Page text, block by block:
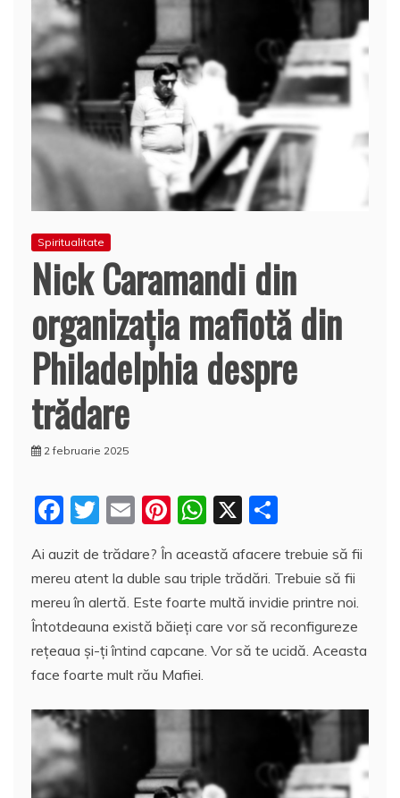
Spiritualitate
Nick Caramandi din
organizația mafiotă din
Philadelphia despre
trădare
2 februarie 2025
F
c
e
b
o
o
k
T
w
itt
er
E
ai
l
Pi
er
e
st
W
h
at
s
A
p
X
rt
aj
e
a
ă
Ai auzit de trădare? În această afacere trebuie să fii
mereu atent la duble sau triple trădări. Trebuie să fii
mereu în alertă. Este foarte multă invidie printre noi.
Întotdeauna există băieţi care vor să reconfigureze
reţeaua şi-ţi întind capcane. Vor să te ucidă. Aceasta
face foarte mult rău Mafiei.